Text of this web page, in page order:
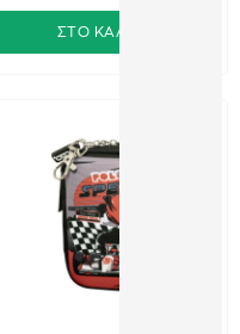
ΣΤΟ ΚΑΛΑΘΙ